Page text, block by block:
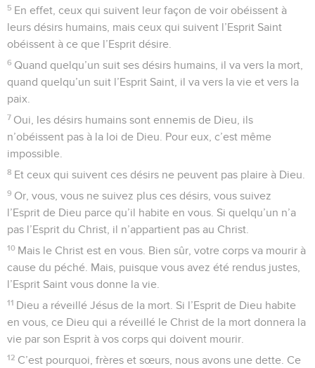
5 En effet, ceux qui suivent leur façon de voir obéissent à
leurs désirs humains, mais ceux qui suivent l’Esprit Saint
obéissent à ce que l’Esprit désire.
6 Quand quelqu’un suit ses désirs humains, il va vers la mort,
quand quelqu’un suit l’Esprit Saint, il va vers la vie et vers la
paix.
7 Oui, les désirs humains sont ennemis de Dieu, ils
n’obéissent pas à la loi de Dieu. Pour eux, c’est même
impossible.
8 Et ceux qui suivent ces désirs ne peuvent pas plaire à Dieu.
9 Or, vous, vous ne suivez plus ces désirs, vous suivez
l’Esprit de Dieu parce qu’il habite en vous. Si quelqu’un n’a
pas l’Esprit du Christ, il n’appartient pas au Christ.
10 Mais le Christ est en vous. Bien sûr, votre corps va mourir à
cause du péché. Mais, puisque vous avez été rendus justes,
l’Esprit Saint vous donne la vie.
11 Dieu a réveillé Jésus de la mort. Si l’Esprit de Dieu habite
en vous, ce Dieu qui a réveillé le Christ de la mort donnera la
vie par son Esprit à vos corps qui doivent mourir.
12 C’est pourquoi, frères et sœurs, nous avons une dette. Ce